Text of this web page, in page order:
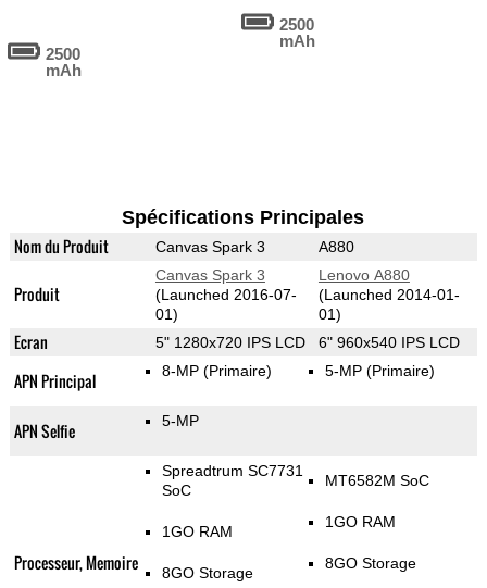
2500
mAh
2500
mAh
Spécifications Principales
Nom du Produit Canvas Spark 3 A880
Produit
Canvas Spark 3
(Launched 2016-07-
01)
Lenovo A880
(Launched 2014-01-
01)
Ecran 5" 1280x720 IPS LCD 6" 960x540 IPS LCD
APN Principal 8-MP (Primaire) 5-MP (Primaire)
APN Selfie 5-MP
Processeur, Memoire
Spreadtrum SC7731
SoC
1GO RAM
8GO Storage
MT6582M SoC
1GO RAM
8GO Storage